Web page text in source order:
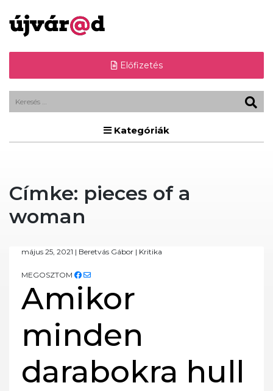
Előfizetés
Kategóriák
Címke: pieces of a
woman
május 25, 2021 | Beretvás Gábor | Kritika
MEGOSZTOM
Amikor
minden
darabokra hull